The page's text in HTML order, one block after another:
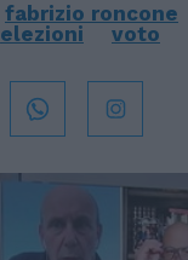
fabrizio roncone
elezioni voto